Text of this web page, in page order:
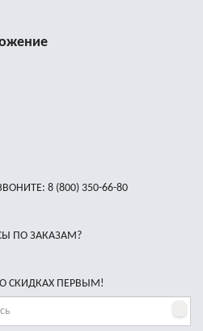
8 (800) 350-66-80
ПО ЗАКАЗАМ?
СКИДКАХ ПЕРВЫМ!